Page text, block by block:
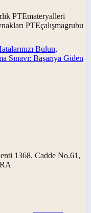
PTEmateryalleri
PTEçalışmagrubu
Bulun,
Sınavı: Başarıya Giden
1368. Cadde No.61,